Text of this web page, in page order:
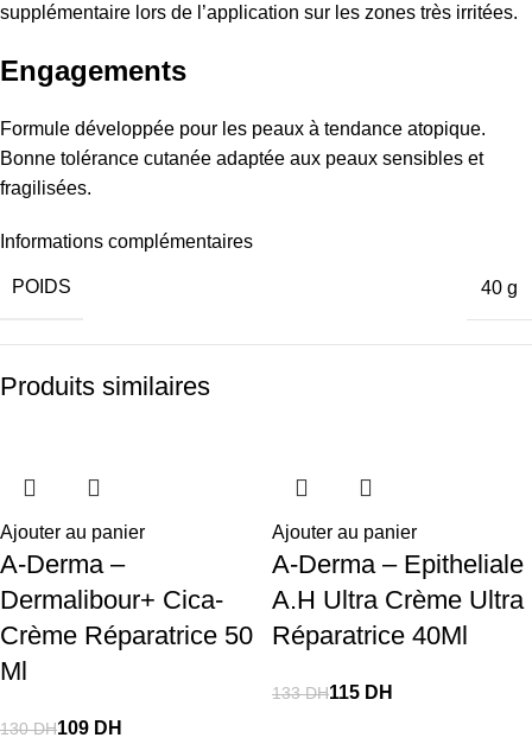
supplémentaire lors de l’application sur les zones très irritées.
Engagements
Formule développée pour les peaux à tendance atopique.
Bonne tolérance cutanée adaptée aux peaux sensibles et
fragilisées.
Informations complémentaires
POIDS 40 g
Produits similaires
Ajouter au panier
A-Derma –
Dermalibour+ Cica-
Crème Réparatrice 50
Ml
130DH109 DH
Ajouter au panier
A-Derma – Epitheliale
A.H Ultra Crème Ultra
Réparatrice 40Ml
133DH115 DH